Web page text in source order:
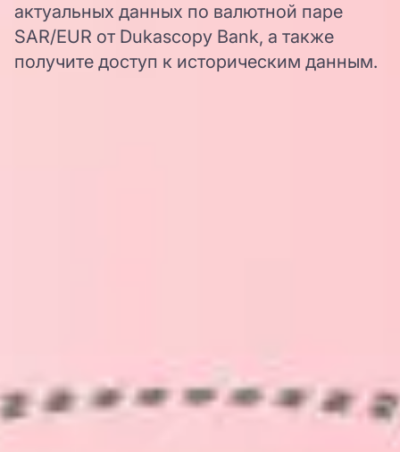
актуальных данных по валютной паре
SAR/EUR от Dukascopy Bank, а также
получите доступ к историческим данным.